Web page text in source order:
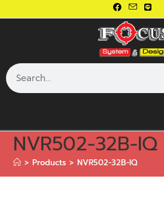
NVR502-32B-IQ
> Products > NVR502-32B-IQ